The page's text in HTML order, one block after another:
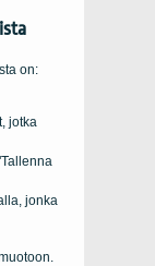
on:
jotka
jonka